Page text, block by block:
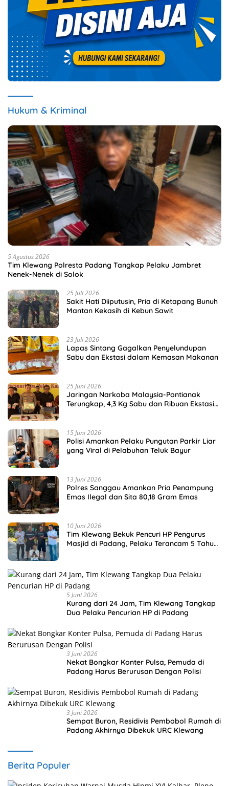
Hukum & Kriminal
5 Agustus 2026
Tim Klewang Polresta Padang Tangkap Pelaku Jambret
Nenek-Nenek di Solok
25 Juli 2026
Sakit Hati Diiputusin, Pria di Ketapang Bunuh
Mantan Kekasih di Kebun Sawit
23 Juli 2026
Lapas Sintang Gagalkan Penyelundupan
Sabu dan Ekstasi dalam Kemasan Makanan
25 Juni 2026
Jaringan Narkoba Malaysia-Pontianak
Terungkap, 4,3 Kg Sabu dan Ribuan Ekstasi
15 Juni 2026
Polisi Amankan Pelaku Pungutan Parkir Liar
yang Viral di Pelabuhan Teluk Bayur
13 Juni 2026
Polres Sanggau Amankan Pria Penampung
Emas Ilegal dan Sita 80,18 Gram Emas
10 Juni 2026
Tim Klewang Bekuk Pencuri HP Pengurus
Masjid di Padang, Pelaku Terancam 5 Tahun
5 Juni 2026
Kurang dari 24 Jam, Tim Klewang Tangkap
Dua Pelaku Pencurian HP di Padang
3 Juni 2026
Nekat Bongkar Konter Pulsa, Pemuda di
Padang Harus Berurusan Dengan Polisi
3 Juni 2026
Sempat Buron, Residivis Pembobol Rumah di
Padang Akhirnya Dibekuk URC Klewang
Berita Populer